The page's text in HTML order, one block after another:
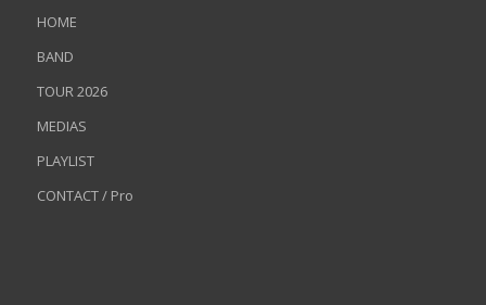
HOME
BAND
TOUR 2026
MEDIAS
PLAYLIST
CONTACT / Pro